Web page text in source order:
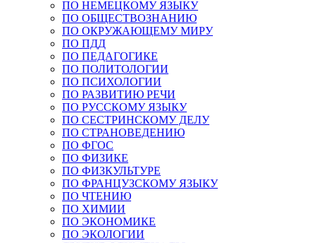
ПО НЕМЕЦКОМУ ЯЗЫКУ
ПО ОБЩЕСТВОЗНАНИЮ
ПО ОКРУЖАЮЩЕМУ МИРУ
ПО ПДД
ПО ПЕДАГОГИКЕ
ПО ПОЛИТОЛОГИИ
ПО ПСИХОЛОГИИ
ПО РАЗВИТИЮ РЕЧИ
ПО РУССКОМУ ЯЗЫКУ
ПО СЕСТРИНСКОМУ ДЕЛУ
ПО СТРАНОВЕДЕНИЮ
ПО ФГОС
ПО ФИЗИКЕ
ПО ФИЗКУЛЬТУРЕ
ПО ФРАНЦУЗСКОМУ ЯЗЫКУ
ПО ЧТЕНИЮ
ПО ХИМИИ
ПО ЭКОНОМИКЕ
ПО ЭКОЛОГИИ